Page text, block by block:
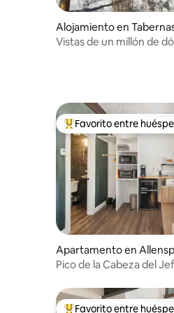
Alojamiento en
Vistas de un millón de
Favorito entre
Favorito entre
Apartamento en
Pico de la Cabeza del
Favorito entre